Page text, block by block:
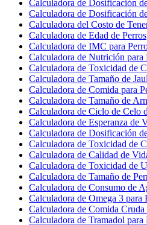
Calculadora de Dosificación
Calculadora de Dosificación
Calculadora del Costo de
Calculadora de Edad de Perros
Calculadora de IMC para
Calculadora de Nutrición para
Calculadora de Toxicidad de
Calculadora de Tamaño de
Calculadora de Comida para
Calculadora de Tamaño de
Calculadora de Ciclo de Celo
Calculadora de Esperanza de
Calculadora de Dosificación
Calculadora de Toxicidad de
Calculadora de Calidad de
Calculadora de Toxicidad de
Calculadora de Tamaño de
Calculadora de Consumo de
Calculadora de Omega 3 para
Calculadora de Comida Cruda
Calculadora de Tramadol para